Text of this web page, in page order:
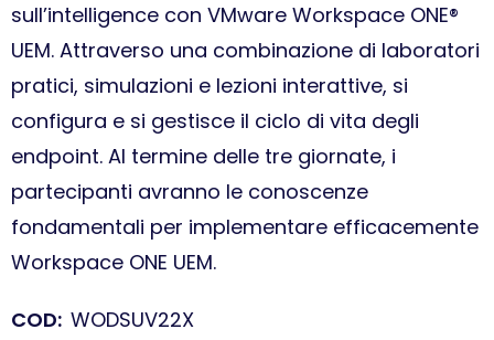
sull’intelligence con VMware Workspace ONE®
UEM. Attraverso una combinazione di laboratori
pratici, simulazioni e lezioni interattive, si
configura e si gestisce il ciclo di vita degli
endpoint. Al termine delle tre giornate, i
partecipanti avranno le conoscenze
fondamentali per implementare efficacemente
Workspace ONE UEM.
COD: WODSUV22X